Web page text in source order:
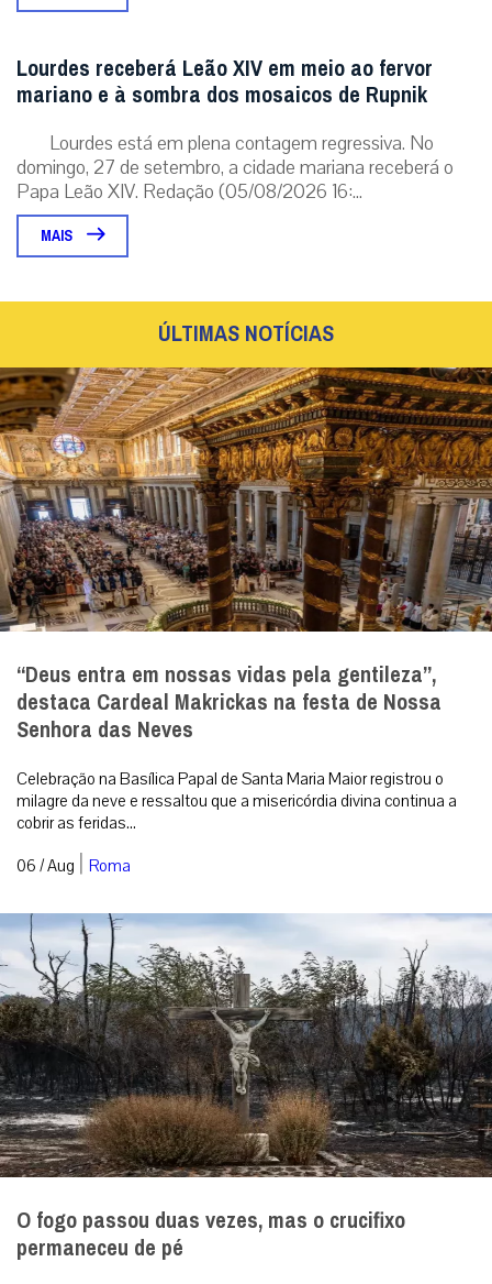
Lourdes receberá Leão XIV em meio ao fervor
mariano e à sombra dos mosaicos de Rupnik
Lourdes está em plena contagem regressiva. No
domingo, 27 de setembro, a cidade mariana receberá o
Papa Leão XIV. Redação (05/08/2026 16:...
MAIS
ÚLTIMAS NOTÍCIAS
“Deus entra em nossas vidas pela gentileza”,
destaca Cardeal Makrickas na festa de Nossa
Senhora das Neves
Celebração na Basílica Papal de Santa Maria Maior registrou o
milagre da neve e ressaltou que a misericórdia divina continua a
cobrir as feridas...
06 / Aug | Roma
O fogo passou duas vezes, mas o crucifixo
permaneceu de pé